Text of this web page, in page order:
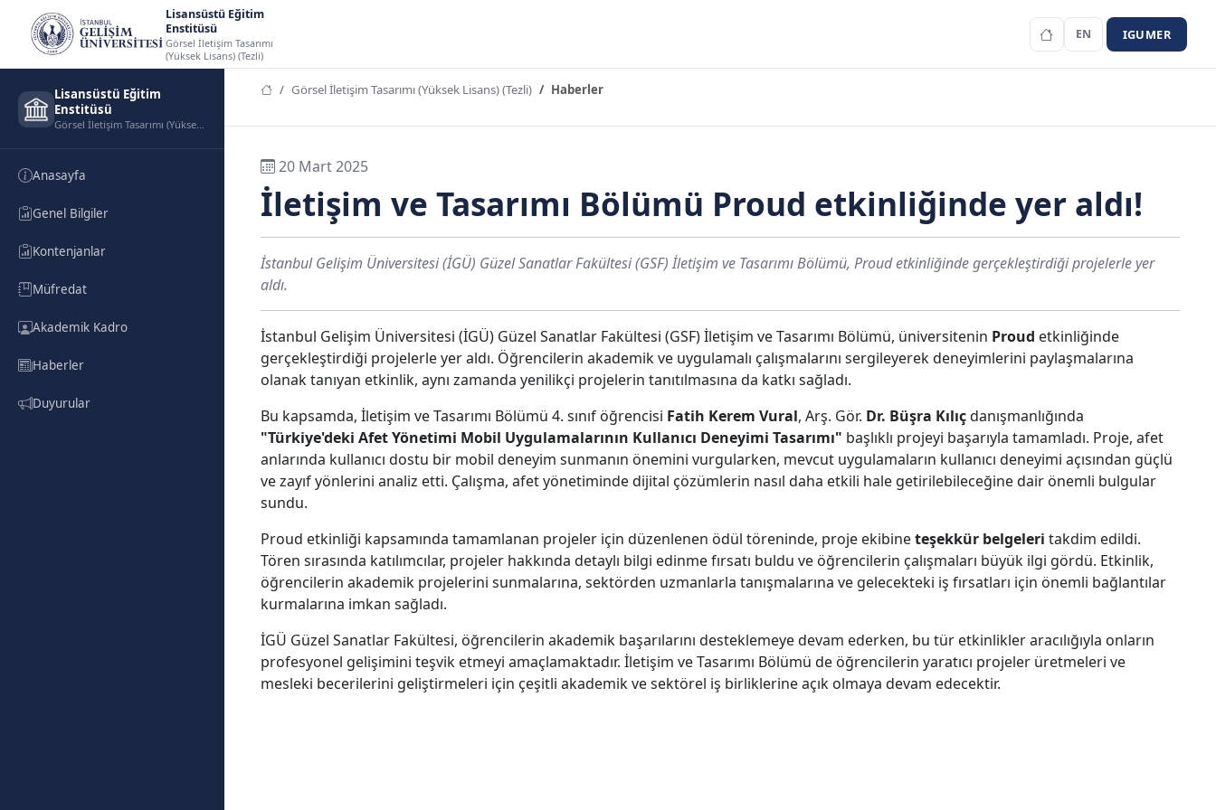
Lisansüstü Eğitim
Enstitüsü
Görsel İletişim Tasarımı
(Yüksek Lisans) (Tezli)
EN IGUMER
Lisansüstü Eğitim
Enstitüsü
Görsel İletişim Tasarımı (Yüksek Lisans) (Tezli)
Anasayfa
Genel Bilgiler
Kontenjanlar
Müfredat
Akademik Kadro
Haberler
Duyurular
Görsel İletişim Tasarımı (Yüksek Lisans) (Tezli) Haberler
20 Mart 2025
İletişim ve Tasarımı Bölümü Proud etkinliğinde yer aldı!
İstanbul Gelişim Üniversitesi (İGÜ) Güzel Sanatlar Fakültesi (GSF) İletişim ve Tasarımı Bölümü, Proud etkinliğinde gerçekleştirdiği projelerle yer
aldı.
İstanbul Gelişim Üniversitesi (İGÜ) Güzel Sanatlar Fakültesi (GSF) İletişim ve Tasarımı Bölümü, üniversitenin Proud etkinliğinde
gerçekleştirdiği projelerle yer aldı. Öğrencilerin akademik ve uygulamalı çalışmalarını sergileyerek deneyimlerini paylaşmalarına
olanak tanıyan etkinlik, aynı zamanda yenilikçi projelerin tanıtılmasına da katkı sağladı.
Bu kapsamda, İletişim ve Tasarımı Bölümü 4. sınıf öğrencisi Fatih Kerem Vural, Arş. Gör. Dr. Büşra Kılıçdanışmanlığında
"Türkiye'deki Afet Yönetimi Mobil Uygulamalarının Kullanıcı Deneyimi Tasarımı" başlıklı projeyi başarıyla tamamladı. Proje, afet
anlarında kullanıcı dostu bir mobil deneyim sunmanın önemini vurgularken, mevcut uygulamaların kullanıcı deneyimi açısından güçlü
ve zayıf yönlerini analiz etti. Çalışma, afet yönetiminde dijital çözümlerin nasıl daha etkili hale getirilebileceğine dair önemli bulgular
sundu.
Proud etkinliği kapsamında tamamlanan projeler için düzenlenen ödül töreninde, proje ekibineteşekkür belgeleri takdim edildi.
Tören sırasında katılımcılar, projeler hakkında detaylı bilgi edinme fırsatı buldu ve öğrencilerin çalışmaları büyük ilgi gördü. Etkinlik,
öğrencilerin akademik projelerini sunmalarına, sektörden uzmanlarla tanışmalarına ve gelecekteki iş fırsatları için önemli bağlantılar
kurmalarına imkan sağladı.
İGÜ Güzel Sanatlar Fakültesi, öğrencilerin akademik başarılarını desteklemeye devam ederken, bu tür etkinlikler aracılığıyla onların
profesyonel gelişimini teşvik etmeyi amaçlamaktadır. İletişim ve Tasarımı Bölümü de öğrencilerin yaratıcı projeler üretmeleri ve
mesleki becerilerini geliştirmeleri için çeşitli akademik ve sektörel iş birliklerine açık olmaya devam edecektir.